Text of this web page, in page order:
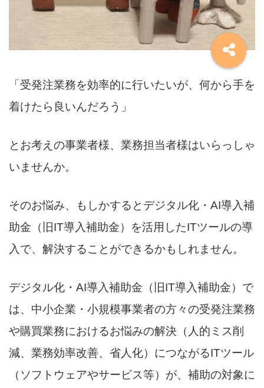
「受発注業務を効率的に行いたいが、何から手を
着けたら良いんだろう」
とお考えの事業者様、業務担当者様はいらっしゃ
いませんか。
そのお悩み、もしかするとデジタル化・AI導入補
助金（旧IT導入補助金）を活用したITツールの導
入で、解決することができるかもしれません。
デジタル化・AI導入補助金（旧IT導入補助金）で
は、中小企業・小規模事業者の方々の受発注業務
や購買業務におけるお悩みの解決（人的ミス削
減、業務効率改善、省人化）につながるITツール
（ソフトウェアやサービス等）が、補助の対象に